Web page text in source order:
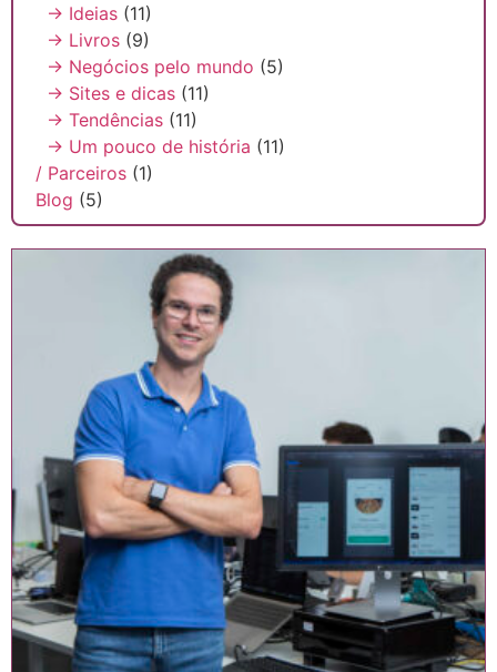
→ Ideias (11)
→ Livros (9)
→ Negócios pelo mundo (5)
→ Sites e dicas (11)
→ Tendências (11)
→ Um pouco de história (11)
/ Parceiros (1)
Blog (5)